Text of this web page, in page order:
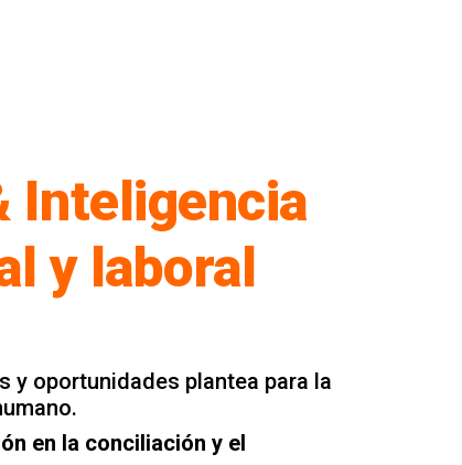
Inteligencia
y laboral
y oportunidades plantea para la
en la conciliación y el